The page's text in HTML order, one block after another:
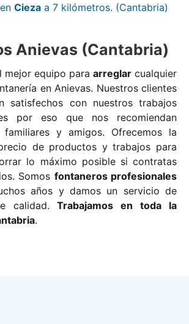
Cieza a 7 kilómetros. (Cantabria)
Anievas (Cantabria)
mejor equipo para arreglar cualquier
en Anievas. Nuestros clientes
satisfechos con nuestros trabajos
por eso que nos recomiendan
y amigos. Ofrecemos la
de productos y trabajos para
lo máximo posible si contratas
Somos fontaneros profesionales
años y damos un servicio de
calidad.Trabajamos en toda la
.